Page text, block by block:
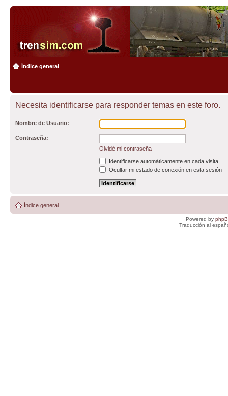
Índice general
Necesita identificarse para responder temas en este foro.
Nombre de Usuario:
Contraseña:
Olvidé mi contraseña
Identificarse automáticamente en cada visita
Ocultar mi estado de conexión en esta sesión
Índice general
Powered by
Traducción al